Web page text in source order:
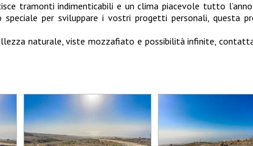
tramonti indimenticabili e un clima piacevole tutto
per sviluppare i vostri progetti personali, questa
naturale, viste mozzafiato e possibilità infinite,